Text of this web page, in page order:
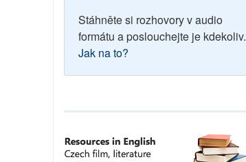
Stáhněte si rozhovory v audio
formátu a poslouchejte je kdekoliv.
Jak na to?